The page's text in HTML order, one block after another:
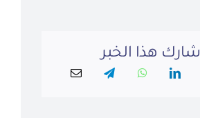
شارك هذا الخبر